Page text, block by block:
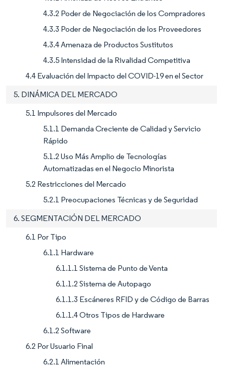
4.3.2 Poder de Negociación de los Compradores
4.3.3 Poder de Negociación de los Proveedores
4.3.4 Amenaza de Productos Sustitutos
4.3.5 Intensidad de la Rivalidad Competitiva
4.4 Evaluación del Impacto del COVID-19 en el Sector
5. DINÁMICA DEL MERCADO
5.1 Impulsores del Mercado
5.1.1 Demanda Creciente de Calidad y Servicio
Rápido
5.1.2 Uso Más Amplio de Tecnologías
Automatizadas en el Negocio Minorista
5.2 Restricciones del Mercado
5.2.1 Preocupaciones Técnicas y de Seguridad
6. SEGMENTACIÓN DEL MERCADO
6.1 Por Tipo
6.1.1 Hardware
6.1.1.1 Sistema de Punto de Venta
6.1.1.2 Sistema de Autopago
6.1.1.3 Escáneres RFID y de Código de Barras
6.1.1.4 Otros Tipos de Hardware
6.1.2 Software
6.2 Por Usuario Final
6.2.1 Alimentación